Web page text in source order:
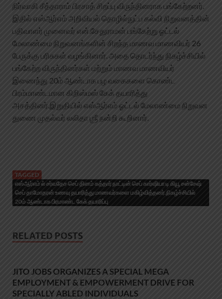
நிர்வாகி சீத்தாராம் பிரசாத் சிறப்பு விருந்தினராக பங்கேற்றனர்.
இதில் எஸ்ஆர்எம் அறிவியல் தொழில்நுட்ப கல்வி நிறுவனத்தின்
பதிவாளர் முனைவர் என்.சேதுராமன் பங்கேற்று ஓட்டல்
மேலாண்மை நிறுவனங்களின் சிறந்த மாணவ மாணவியர் 26
பேருக்கு பரிசுகள் வழங்கினார். அதை தொடர்ந்து நிகழ்ச்சியில்
பங்கேற்ற விருந்தினர்கள் மற்றும் மாணவ மாணவியர்
இணைந்து 20ம் ஆண்டாக பழ வகைகளை கொண்ட
பிரம்மாண்டமான கிறிஸ்மஸ் கேக் தயாரித்து
அசத்தினர்.இறுதியில் எஸ்ஆர்எம் ஓட்டல் மேலாண்மை நிறுவன
துணை முதல்வர் லலிதா ஶ்ரீ நன்றி கூறினார்.
TAGGED
எஸ்ஆர்எம் ல் சர்வதேச செப் தினம் கத்தார் நாட்டின் செப் கார்ஷியா டி கியூ சன்சேஷ்
செப் தாமோதரன் உணவு தயாரித்து மாணவர்களை மகிழ்வித்தனர்.நிகழ்ச்சியில்
20ம் ஆண்டாக பிரமாண்ட கேக் தயாரிப்பு
RELATED POSTS
JITO JOBS ORGANIZES A SPECIAL MEGA
EMPLOYMENT & EMPOWERMENT DRIVE FOR
SPECIALLY ABLED INDIVIDUALS